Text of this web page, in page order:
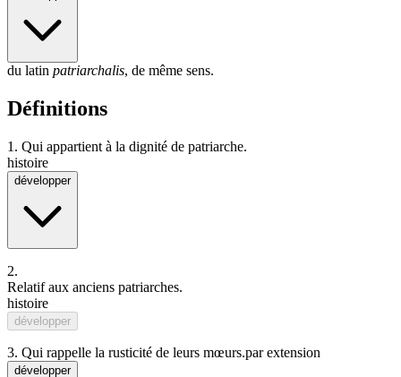
du latin patriarchalis, de même sens.
Définitions
1. Qui appartient à la dignité de patriarche.
histoire
développer
2.
Relatifaux anciens patriarches.
histoire
développer
3. Qui rappelle la rusticité de leurs mœurs.par extension
développer